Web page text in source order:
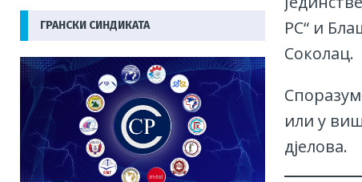
РС“ и
Соколац.
или у
дјелова.
ГРАНСКИ СИНДИКАТА